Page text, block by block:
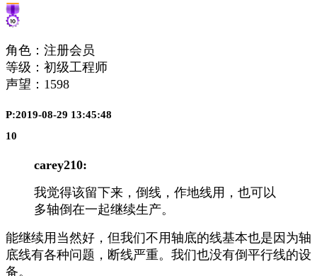
角色：注册会员
等级：初级工程师
声望： 1598
P:2019-08-29 13:45:48
10
carey210:
我觉得该留下来，倒线，作地线用，也可以
多轴倒在一起继续生产。
能继续用当然好，但我们不用轴底的线基本也是因为轴
底线有各种问题，断线严重。我们也没有倒平行线的设
备。